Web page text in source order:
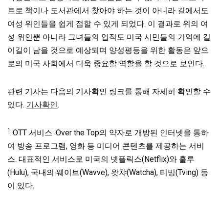
트로 책이나 도서관에서 찾아야 하는 것이 아니라 길에서도
여성 위인들을 쉽게 접할 수 있게 되었다. 이 결과로 위의 여
성 위인뿐 아니라 그녀들의 업적도 미국 시민들의 기억에 길
이길이 남을 것으로 예상되며 양성평등을 위한 활동은 앞으
로의 미국 사회에서 더욱 중요할 역할을 할 것으로 보인다.
관련 기사는 다음의 기사확인 링크를 통해 자세히 확인할 수
있다. 기사확인.
1 OTT 서비스: Over the Top의 약자로 개방된 인터넷을 통하
여 방송 프로그램, 영화 등 미디어 콘텐츠를 제공하는 서비
스. 대표적인 서비스로 미국의 넷플릭스(Netflix)와 훌루
(Hulu), 국내의 웨이브(Wavve), 왓챠(Watcha), 티빙(Tving) 등
이 있다.